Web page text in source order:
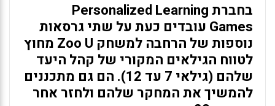
בחברת Personalized Learning
Games עובדים כעת על שתי גרסאות
נוספות של הרחבה למשחק Zoo U מחוץ
לטווח הגילאים המקורי של קהל היעד
שלהם (גילאי 7 עד 12). הם גם מתכננים
להמשיך את המחקר שלהם ולחזר אחר